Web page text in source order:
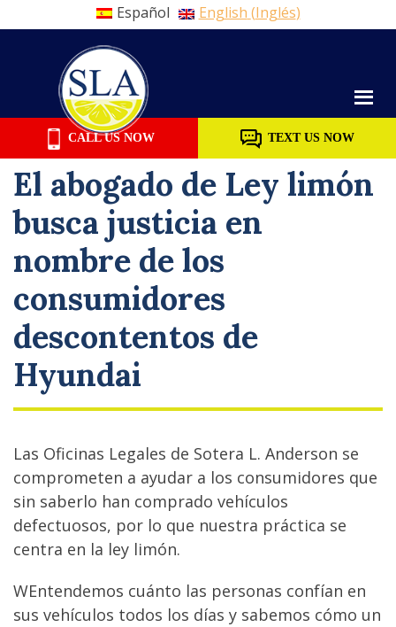
Español English (Inglés)
CALL US NOW TEXT US NOW
El abogado de Ley limón
busca justicia en
nombre de los
consumidores
descontentos de
Hyundai
Las Oficinas Legales de Sotera L. Anderson se
comprometen a ayudar a los consumidores que
sin saberlo han comprado vehículos
defectuosos, por lo que nuestra práctica se
centra en la ley limón.
WEntendemos cuánto las personas confían en
sus vehículos todos los días y sabemos cómo un